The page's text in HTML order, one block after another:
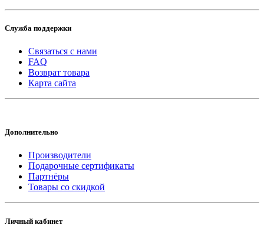
Служба поддержки
Связаться с нами
FAQ
Возврат товара
Карта сайта
Дополнительно
Производители
Подарочные сертификаты
Партнёры
Товары со скидкой
Личный кабинет